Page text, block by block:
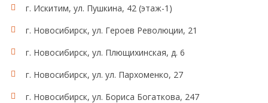
г. Искитим, ул. Пушкина, 42 (этаж-1)
г. Новосибирск, ул. Героев Революции, 21
г. Новосибирск, ул. Плющихинская, д. 6
г. Новосибирск, ул. ул. Пархоменко, 27
г. Новосибирск, ул. Бориса Богаткова, 247